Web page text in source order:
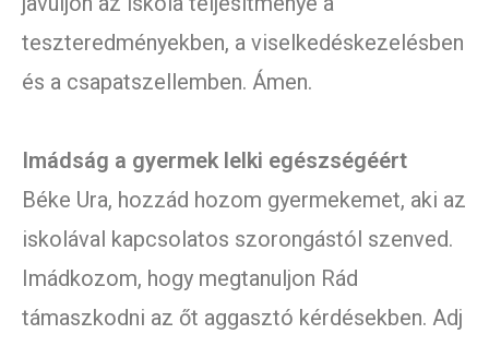
teszteredményekben, a viselkedéskezelésben
és a csapatszellemben. Ámen.
Imádság a gyermek lelki egészségéért
Béke Ura, hozzád hozom gyermekemet, aki az
iskolával kapcsolatos szorongástól szenved.
Imádkozom, hogy megtanuljon Rád
támaszkodni az őt aggasztó kérdésekben. Adj